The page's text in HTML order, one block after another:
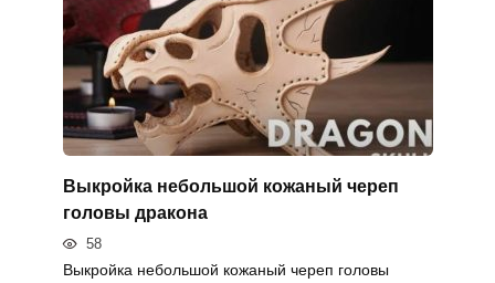
Выкройка небольшой кожаный череп
головы дракона
58
Выкройка небольшой кожаный череп головы